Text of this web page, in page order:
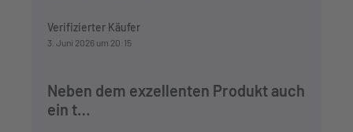
Verifizierter Käufer
3. Juni 2026 um 20:15
Neben dem exzellenten Produkt auch
ein t…